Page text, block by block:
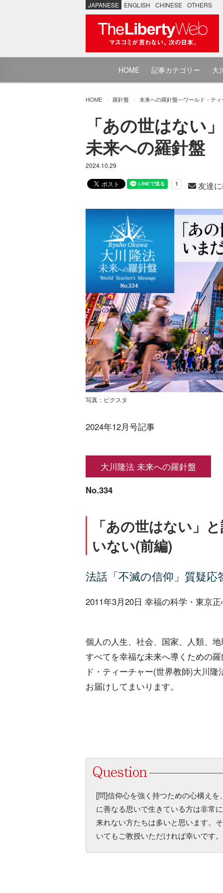
JAPANESE ENGLISH CHINESE OTHERS
HOME 記事カテゴリー 大
HOME 羅針盤 未来への羅針盤―ワールド・テ
「あの世はない
未来への羅針盤
2024.10.29
友達
写真：ピクスタ
2024年12月号記事
大川隆法 未来への羅針盤
No.334
「あの世はない」
いない(前編)
法話「不滅の信仰」質疑応
2011年3月20日 幸福の科学・東京
個人の人生、社会、国家、人類、
すべてを幸福な未来へ導くための
ド・ティーチャー(世界教師)大川
お届けしてまいります。
[問]信仰心を強く持つための心構え
に善なる思いで生きている方は非常
来れない方たちは多いと思います。
いてもご教授いただければ幸いです。